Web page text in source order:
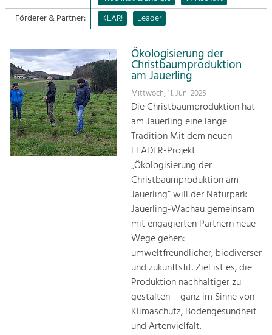
Sitemap
Kontakt
Tourismus
Positionierung.
Kunst & Kultur
Handwerk, Wissenschaft und Forschung.
Soziales, Bildung &
Identität
Gleichberechtigung, Jugend und
Mobilität & Energie
Klimawandel, öffentlicher Verkehr und
Steigerung regionaler Wertschöpfung
Förderer & Partner:
KLAR! Leader
Ökologisierung der
Christbaumproduktion
am Jauerling
Mittwoch, 11. Juni 2025
Die Christbaumproduktion hat
am Jauerling eine lange
Tradition Mit dem neuen
LEADER-Projekt
„Ökologisierung der
Christbaumproduktion am
Jauerling“ will der Naturpark
Jauerling-Wachau gemeinsam
mit engagierten Partnern neue
Wege gehen:
umweltfreundlicher, biodiverser
und zukunftsfit. Ziel ist es, die
Produktion nachhaltiger zu
gestalten – ganz im Sinne von
Klimaschutz, Bodengesundheit
und Artenvielfalt.